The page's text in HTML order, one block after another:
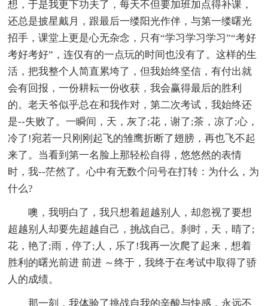
想，于是我更下功夫了，每天不但要加班加点得补课，
还总是披星戴月，跟最后一缕阳光作伴，与第一缕曙光
招手，课堂上更是心无杂念，只有“学习学习学习”“考好
考好考好”，连仅有的一点玩的时间也没有了。这样的生
活，把我整个人简直累垮了，但我始终坚信，有付出就
会有回报，一份耕耘一份收获，我会赢得最后的胜利
的。老天爷似乎总在和我作对，第二次考试，我始终还
是--失败了。一瞬间，天，灰了;花，谢了;茶，凉了;心，
冷了!宛若一只刚刚起飞的雏鹰折断了翅膀，再也飞不起
来了。当看到第一名脸上那轻松自得，悠悠然的表情
时，我--茫然了。心中有无数个问号在打转：为什么，为
什么?
噢，我明白了，我只想着超越别人，却忽视了要想
超越别人却要先超越自己，挑战自己。刹时，天，晴了;
花，艳了;雨，停了;人，乐了!我再一次爬了起来，想着
胜利的曙光前进 前进 ～终于，我终于在考试中取得了骄
人的成绩。
那一刻，我体验了挑战自我的辛酸与快感，永远不